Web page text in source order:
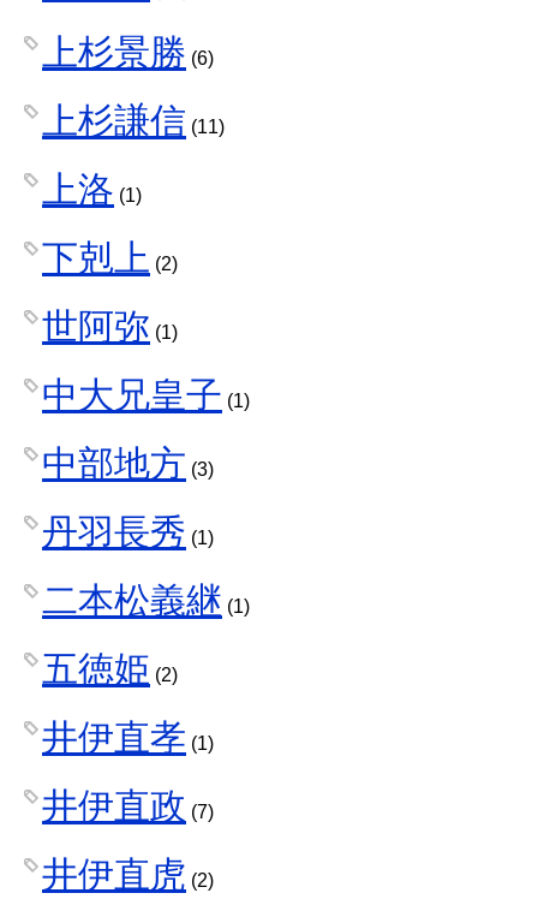
上杉景勝 (6)
上杉謙信 (11)
上洛 (1)
下剋上 (2)
世阿弥 (1)
中大兄皇子 (1)
中部地方 (3)
丹羽長秀 (1)
二本松義継 (1)
五徳姫 (2)
井伊直孝 (1)
井伊直政 (7)
井伊直虎 (2)